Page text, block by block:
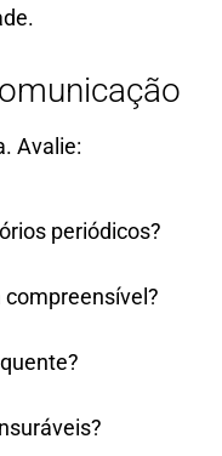
Avalie:
periódicos?